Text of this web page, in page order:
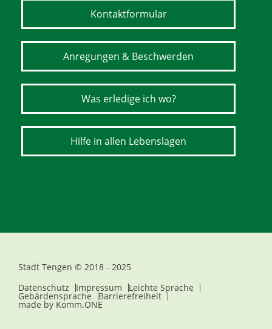
Kontaktformular
Anregungen & Beschwerden
Was erledige ich wo?
Hilfe in allen Lebenslagen
Stadt Tengen © 2018 - 2025
Datenschutz
Impressum Leichte Sprache
Gebärdensprache Barrierefreiheit
made by Komm.ONE